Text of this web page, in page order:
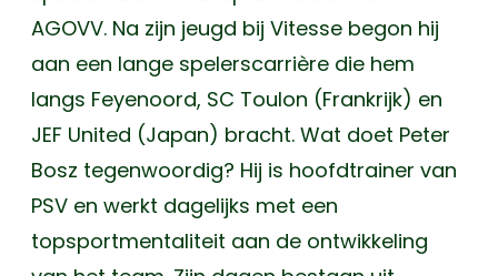
AGOVV. Na zijn jeugd bij Vitesse begon hij
aan een lange spelerscarrière die hem
langs Feyenoord, SC Toulon (Frankrijk) en
JEF United (Japan) bracht. Wat doet Peter
Bosz tegenwoordig? Hij is hoofdtrainer van
PSV en werkt dagelijks met een
topsportmentaliteit aan de ontwikkeling